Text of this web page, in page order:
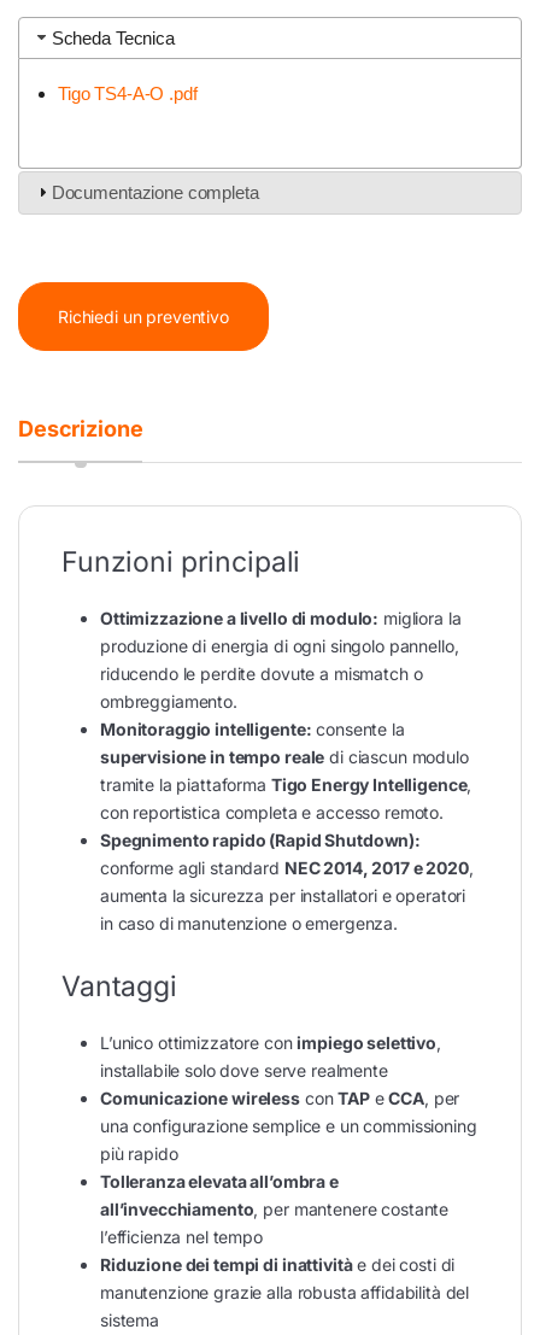
Scheda Tecnica
Tigo TS4-A-O .pdf
Documentazione completa
Richiedi un preventivo
Descrizione
Funzioni principali
Ottimizzazione a livello di modulo: migliora la
produzione di energia di ogni singolo pannello,
riducendo le perdite dovute a mismatch o
ombreggiamento.
Monitoraggio intelligente: consente la
supervisione in tempo reale di ciascun modulo
tramite la piattaforma Tigo Energy Intelligence,
con reportistica completa e accesso remoto.
Spegnimento rapido (Rapid Shutdown):
conforme agli standard NEC 2014, 2017 e 2020,
aumenta la sicurezza per installatori e operatori
in caso di manutenzione o emergenza.
Vantaggi
L’unico ottimizzatore conimpiego selettivo
installabile solo dove serve realmente
Comunicazione wirelessconTAPeCCA , per
una configurazione semplice e un commissioning
più rapido
Tolleranza elevata all’ombra e
all’invecchiamento , per mantenere costante
l’efficienza nel tempo
Riduzione dei tempi di inattivitàe dei costi di
manutenzione grazie alla robusta affidabilità del
sistema